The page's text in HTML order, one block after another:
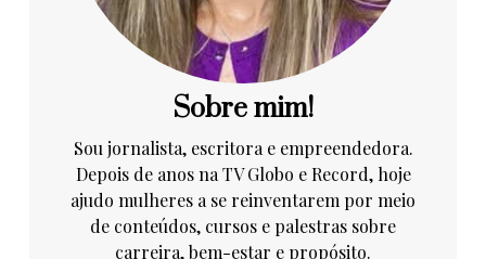
Sobre mim!
Sou jornalista, escritora e empreendedora.
Depois de anos na TV Globo e Record, hoje
ajudo mulheres a se reinventarem por meio
de conteúdos, cursos e palestras sobre
carreira, bem-estar e propósito.